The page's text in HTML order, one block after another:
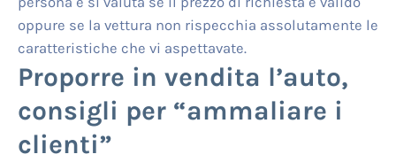
oppure se la vettura non rispecchia assolutamente le
caratteristiche che vi aspettavate.
Proporre in vendita l’auto,
consigli per “ammaliare i
clienti”